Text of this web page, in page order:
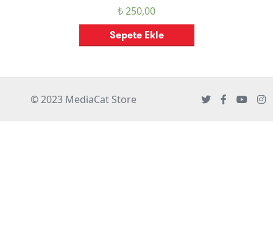
₺250,00
Sepete Ekle
© 2023 MediaCat Store